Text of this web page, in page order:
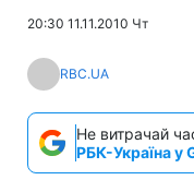
20:30 11.11.2010 Чт
RBC.UA
Не витрачай
РБК-Україна у